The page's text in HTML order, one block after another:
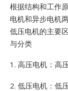
根据结构和工作
电机和异步电机
低压电机的主要
与分类
1. 高压电机：高
2. 低压电机：低